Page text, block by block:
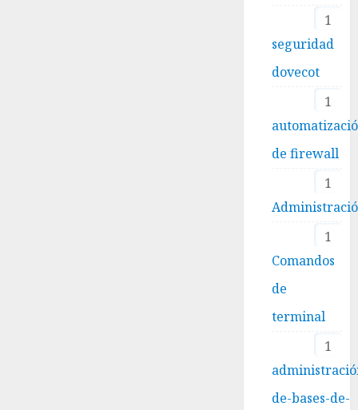
1
seguridad
dovecot
1
de firewall
1
1
Comandos
de
terminal
1
de-bases-de-